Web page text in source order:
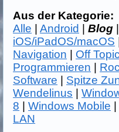
Aus der Kategorie:
Alle |Android |Blog
iOS/iPadOS/macOS
Navigation
Off
Programmieren
Software
Spitze
Wendelinus |
8 |Windows Mobile
LAN